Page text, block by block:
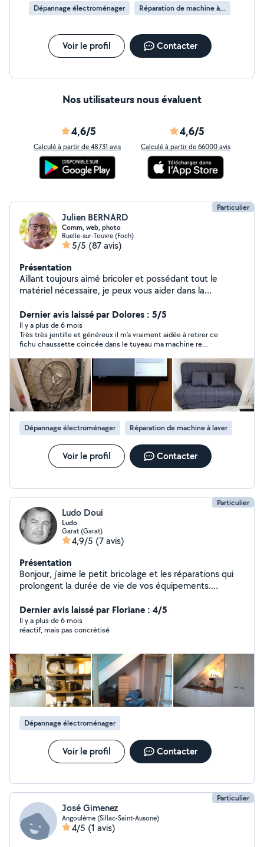
Dépannage électroménager Réparation de machine à laver
Voir le profil Contacter
Nos utilisateurs nous évaluent
4,6/5
Calculé à partir de 48731 avis
4,6/5
Calculé à partir de 66000 avis
Particulier
Julien BERNARD
Comm, web, photo
Ruelle-sur-Touvre (Foch)
5/5 (87 avis)
Présentation
Aillant toujours aimé bricoler et possédant tout le
matériel nécessaire, je peux vous aider dans la
informatique, web ou tout autre selon vos besoins ...
attentif et rigoureux, je prendrais à coeur les tâches que
vous me confierez.
Dernier avis laissé par Dolores : 5/5
Il y a plus de 6 mois
Très très jentille et généreux il m’a vraiment aidée à retirer ce
fichu chaussette coincée dans le tuyeau ma machine re
recommande les yeux fermés 👏🏾🙂
Dépannage électroménager Réparation de machine à laver
Voir le profil Contacter
Particulier
Ludo Doui
Ludo
Garat (Garat)
4,9/5 (7 avis)
Présentation
Bonjour, j'aime le petit bricolage et les réparations qui
prolongent la durée de vie de vos équipements.
montage de mobilier, de fixations murales et beaucoup
d'interventions me sont accessibles en fonction de mon
outillage. Disponible, je serai ravi de vous aider dans vos
Dernier avis laissé par Floriane : 4/5
Il y a plus de 6 mois
réactif, mais pas concrétisé
Dépannage électroménager
Voir le profil Contacter
Particulier
José Gimenez
Angoulême (Sillac-Saint-Ausone)
4/5 (1 avis)